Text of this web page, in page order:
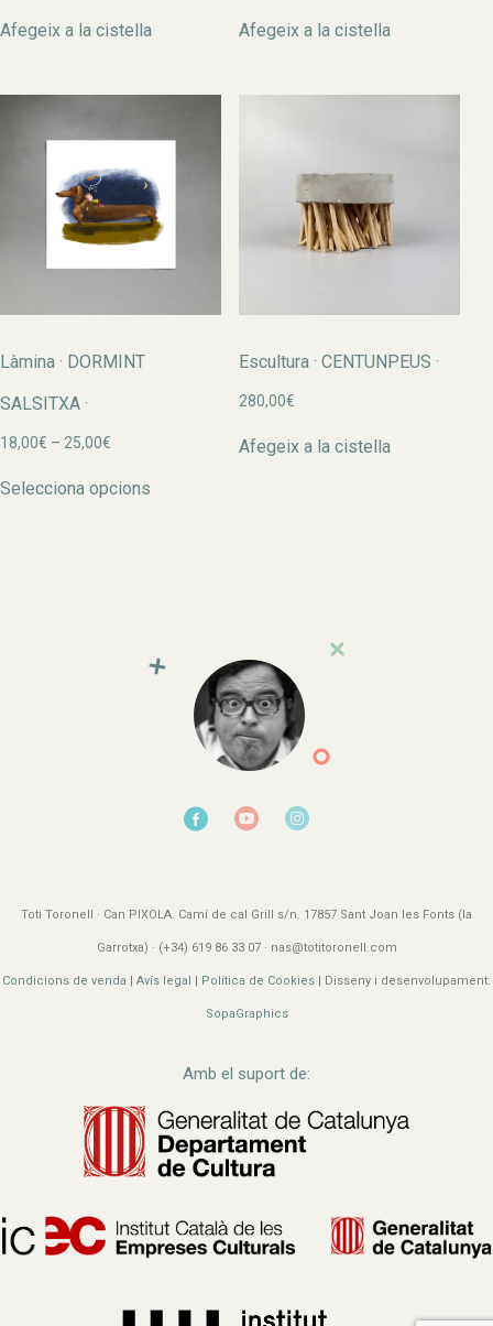
Afegeix a la cistella Afegeix a la cistella
Làmina · DORMINT
SALSITXA ·
18,00€ – 25,00€
preus:
18,00€
Selecciona opcions
triar
pàgina
Escultura · CENTUNPEUS ·
280,00€
Afegeix a la cistella
Toti Toronell · Can PIXOLA. Camí de cal Grill s/n. 17857 Sant Joan les Fonts (la
Garrotxa) · (+34) 619 86 33 07 · nas@totitoronell.com
Condicions de venda | Avís legal | Política de Cookies | Disseny i desenvolupament:
SopaGraphics
Amb el suport de: